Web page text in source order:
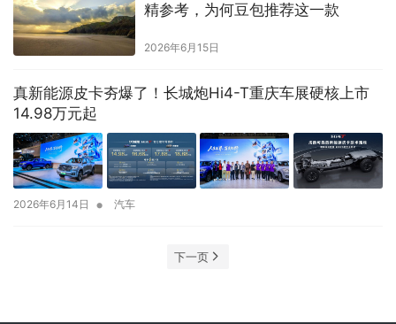
精参考，为何豆包推荐这一款
2026年6月15日
真新能源皮卡夯爆了！长城炮Hi4-T重庆车展硬核上市
14.98万元起
2026年6月14日 • 汽车
下一页